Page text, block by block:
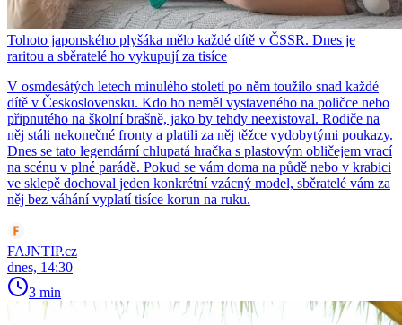
Tohoto japonského plyšáka mělo každé dítě v ČSSR. Dnes je
raritou a sběratelé ho vykupují za tisíce
V osmdesátých letech minulého století po něm toužilo snad každé
dítě v Československu. Kdo ho neměl vystaveného na poličce nebo
připnutého na školní brašně, jako by tehdy neexistoval. Rodiče na
něj stáli nekonečné fronty a platili za něj těžce vydobytými poukazy.
Dnes se tato legendární chlupatá hračka s plastovým obličejem vrací
na scénu v plné parádě. Pokud se vám doma na půdě nebo v krabici
ve sklepě dochoval jeden konkrétní vzácný model, sběratelé vám za
něj bez váhání vyplatí tisíce korun na ruku.
FAJNTIP.cz
dnes, 14:30
3 min